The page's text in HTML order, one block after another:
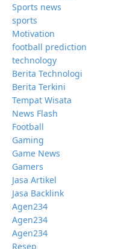
Sports news
sports
Motivation
football prediction
technology
Berita Technologi
Berita Terkini
Tempat Wisata
News Flash
Football
Gaming
Game News
Gamers
Jasa Artikel
Jasa Backlink
Agen234
Agen234
Agen234
Resep